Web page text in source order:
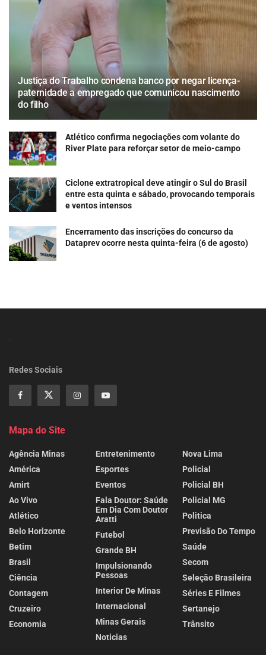
Justiça do Trabalho condena banco por negar licença-
paternidade a empregado que comunicou nascimento
do filho
Atlético confirma negociações com volante do
River Plate para reforçar setor de meio-campo
Ciclone extratropical deve atingir o Sul do Brasil
entre esta quinta e sábado, provocando temporais
e ventos intensos
Encerramento das inscrições do concurso da
Dataprev ocorre nesta quinta-feira (6 de agosto)
Redes Sociais
Mapa do Site
Agência Minas
América
Amirt
Ao Vivo
Atlético
Belo Horizonte
Betim
Brasil
Ciência
Contagem
Cruzeiro
Economia
Entretenimento
Esportes
Eventos
Fala Doutor: Saúde
Em Dia Com Doutor
Aratti
Futebol
Grande BH
Impulsionando
Pessoas
Interior De Minas
Internacional
Minas Gerais
Noticias
Nova Lima
Policial
Policial BH
Policial MG
Politica
Previsão Do Tempo
Saúde
Secom
Seleção Brasileira
Séries E Filmes
Sertanejo
Trânsito